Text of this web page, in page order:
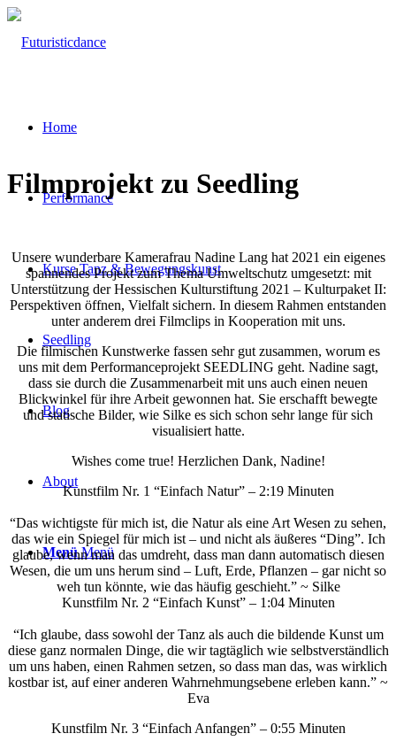
Home
Performance
Kurse Tanz & Bewegungskunst
Seedling
Blog
About
Menü Menü
Filmprojekt zu Seedling
Unsere wunderbare Kamerafrau Nadine Lang hat 2021 ein eigenes
spannendes Projekt zum Thema Umweltschutz umgesetzt: mit
Unterstützung der Hessischen Kulturstiftung 2021 – Kulturpaket II:
Perspektiven öffnen, Vielfalt sichern. In diesem Rahmen entstanden
unter anderem drei Filmclips in Kooperation mit uns.
Die filmischen Kunstwerke fassen sehr gut zusammen, worum es
uns mit dem Performanceprojekt SEEDLING geht. Nadine sagt,
dass sie durch die Zusammenarbeit mit uns auch einen neuen
Blickwinkel für ihre Arbeit gewonnen hat. Sie erschafft bewegte
und statische Bilder, wie Silke es sich schon sehr lange für sich
visualisiert hatte.
Wishes come true! Herzlichen Dank, Nadine!
Kunstfilm Nr. 1 “Einfach Natur” – 2:19 Minuten
“Das wichtigste für mich ist, die Natur als eine Art Wesen zu sehen,
das wie ein Spiegel für mich ist – und nicht als äußeres “Ding”. Ich
glaube, wenn man das umdreht, dass man dann automatisch diesen
Wesen, die um uns herum sind – Luft, Erde, Pflanzen – gar nicht so
weh tun könnte, wie das häufig geschieht.” ~ Silke
Kunstfilm Nr. 2 “Einfach Kunst” – 1:04 Minuten
“Ich glaube, dass sowohl der Tanz als auch die bildende Kunst um
diese ganz normalen Dinge, die wir tagtäglich wie selbstverständlich
um uns haben, einen Rahmen setzen, so dass man das, was wirklich
kostbar ist, auf einer anderen Wahrnehmungsebene erleben kann.” ~
Eva
Kunstfilm Nr. 3 “Einfach Anfangen” – 0:55 Minuten